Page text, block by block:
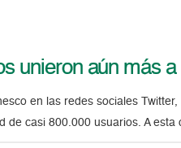
unieron aún más
en las redes sociales
de casi 800.000 usuarios. A esta